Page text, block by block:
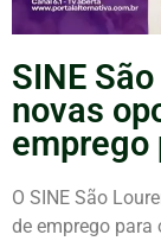
SINE
novas
emprego
O SINE São
de emprego para